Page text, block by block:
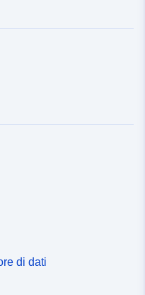
di dati